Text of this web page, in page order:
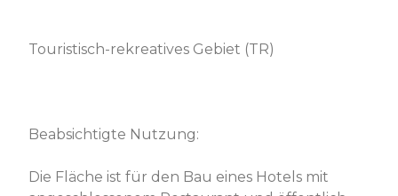
Touristisch-rekreatives Gebiet (TR)
Beabsichtigte Nutzung:
Die Fläche ist für den Bau eines Hotels mit